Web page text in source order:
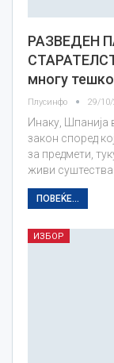
РАЗВЕДЕН
многу
Плусинфо 29/10/
Инаку, Шпанија
закон според
за предмети,
живи суштества.
ПОВЕЌЕ...
ИЗБОР